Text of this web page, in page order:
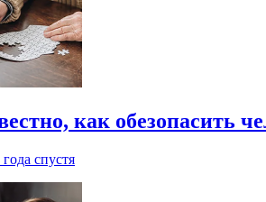
как обезопасить
года спустя